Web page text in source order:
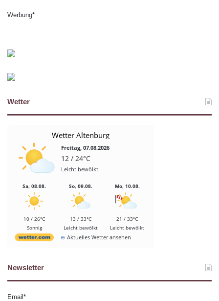
Werbung*
Wetter
Wetter Altenburg
Freitag, 07.08.2026
12 / 24°C
Leicht bewölkt
Sa, 08.08.
10 / 26°C
Sonnig
So, 09.08.
13 / 33°C
Leicht bewölkt
Mo, 10.08.
21 / 33°C
Leicht bewölkt
Aktuelles Wetter ansehen
Newsletter
Email*